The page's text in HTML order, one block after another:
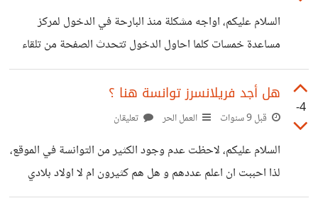
خمسات * 19 يناير 2017 اول طلب اتوصل به و أقوم بتسليمه
في نفس اليوم *
السلام عليكم، اواجه مشكلة منذ البارحة في الدخول لمركز
مساعدة خمسات كلما احاول الدخول تتحدث الصفحة من تلقاء
نفسها و تأتي رسالة مفادها ان كلمة المرور او البريد الإلكتروني
غير صالح ؟؟؟ مع انني سجلت الدخول ثم حاولت الدخول لمركز
المساعدة كيف تكون كلمة السر او البريد غير صالح إذاً ؟ رجاءا
لكنهم تأخرو في الرد كثيرا و الموضوع لا يتحمل اي تأخير فضلا
منكم لو تشيرو للحسابات الدعم
-4
هل أجد فريلانسرز توانسة هنا ؟
قبل 9 سنوات العمل الحر تعليقان
السلام عليكم، لاحظت عدم وجود الكثير من التوانسة في الموقع،
لذا احببت ان اعلم عددهم و هل هم كثيرون ام لا اولاد بلادي
^_^ التونسي يثبت وجودو بتعليق